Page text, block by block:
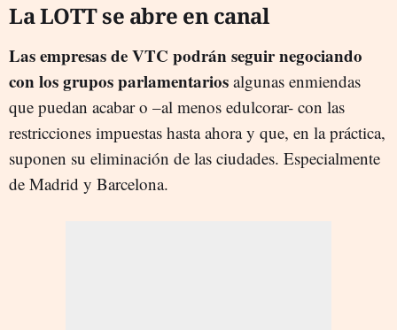
La LOTT se abre en canal
Las empresas de VTC podrán seguir negociando
con los grupos parlamentarios algunas enmiendas
que puedan acabar o –al menos edulcorar- con las
restricciones impuestas hasta ahora y que, en la práctica,
suponen su eliminación de las ciudades. Especialmente
de Madrid y Barcelona.